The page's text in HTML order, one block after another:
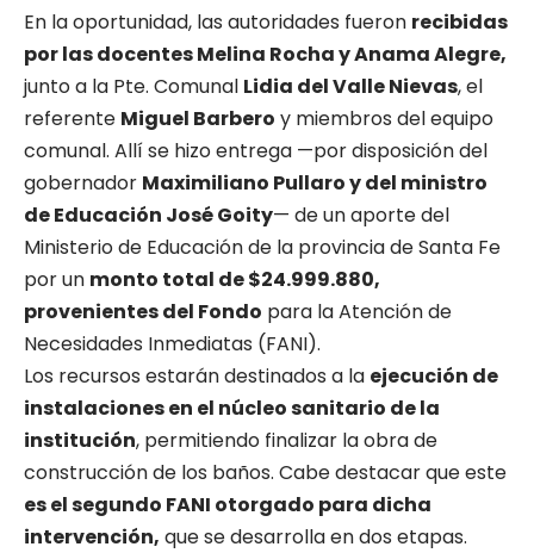
En la oportunidad, las autoridades fueron recibidas
por las docentes Melina Rocha y Anama Alegre,
junto a la Pte. Comunal Lidia del Valle Nievas, el
referente Miguel Barbero y miembros del equipo
comunal. Allí se hizo entrega —por disposición del
gobernador Maximiliano Pullaro y del ministro
de Educación José Goity— de un aporte del
Ministerio de Educación de la provincia de Santa Fe
por un monto total de $24.999.880,
provenientes del Fondo para la Atención de
Necesidades Inmediatas (FANI).
Los recursos estarán destinados a la ejecución de
instalaciones en el núcleo sanitario de la
institución, permitiendo finalizar la obra de
construcción de los baños. Cabe destacar que este
es el segundo FANI otorgado para dicha
intervención, que se desarrolla en dos etapas.